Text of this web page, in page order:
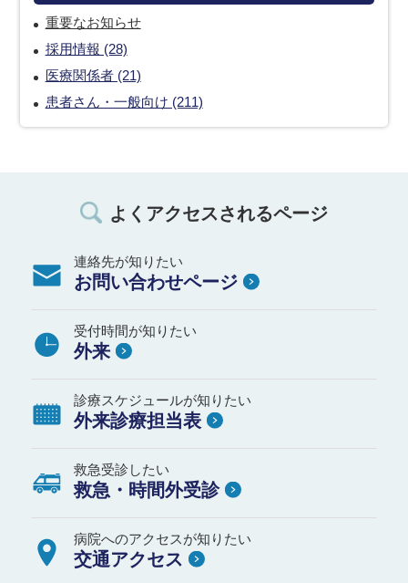
重要なお知らせ
採用情報 (28)
医療関係者 (21)
患者さん・一般向け (211)
よくアクセスされるページ
連絡先が知りたい
お問い合わせページ
受付時間が知りたい
外来
診療スケジュールが知りたい
外来診療担当表
救急受診したい
救急・時間外受診
病院へのアクセスが知りたい
交通アクセス